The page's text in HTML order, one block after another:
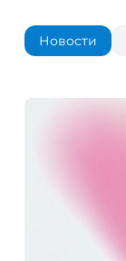
Новости